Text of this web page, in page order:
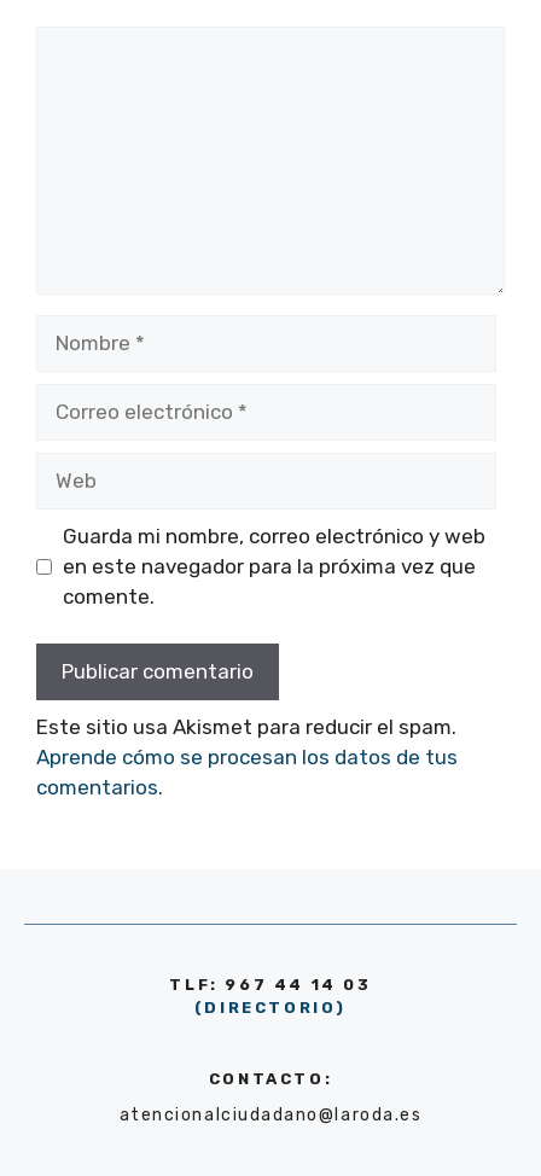
Guarda mi nombre, correo electrónico y web
en este navegador para la próxima vez que
comente.
Este sitio usa Akismet para reducir el spam.
Aprende cómo se procesan los datos de tus
comentarios.
TLF: 967 44 14 03
(DIRECTORIO)
CONTACTO:
atencionalciudadano@laroda.es